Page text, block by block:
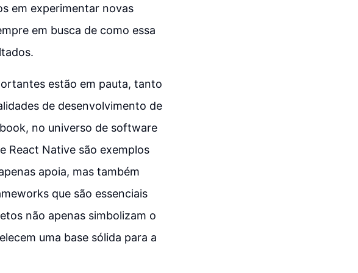
em experimentar novas
em busca de como essa
estão em pauta, tanto
de desenvolvimento de
no universo de software
React Native são exemplos
apoia, mas também
que são essenciais
não apenas simbolizam o
uma base sólida para a